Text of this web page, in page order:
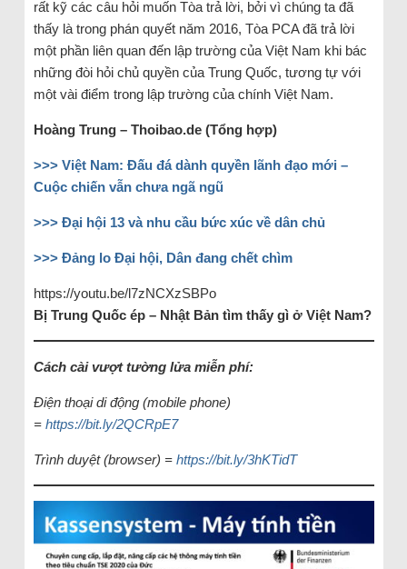
rất kỹ các câu hỏi muốn Tòa trả lời, bởi vì chúng ta đã
thấy là trong phán quyết năm 2016, Tòa PCA đã trả lời
một phần liên quan đến lập trường của Việt Nam khi bác
những đòi hỏi chủ quyền của Trung Quốc, tương tự với
một vài điểm trong lập trường của chính Việt Nam.
Hoàng Trung – Thoibao.de (Tổng hợp)
>>> Việt Nam: Đấu đá dành quyền lãnh đạo mới –
Cuộc chiến vẫn chưa ngã ngũ
>>> Đại hội 13 và nhu cầu bức xúc về dân chủ
>>> Đảng lo Đại hội, Dân đang chết chìm
https://youtu.be/l7zNCXzSBPo
Bị Trung Quốc ép – Nhật Bản tìm thấy gì ở Việt Nam?
Cách cài vượt tường lửa miễn phí:
Điện thoại di động (mobile phone)
= https://bit.ly/2QCRpE7
Trình duyệt (browser) = https://bit.ly/3hKTidT